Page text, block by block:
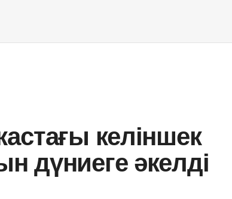
келіншек
дүниеге әкелді